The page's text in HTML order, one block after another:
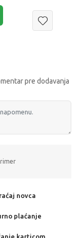
pre dodavanja
novca
plaćanje
karticom